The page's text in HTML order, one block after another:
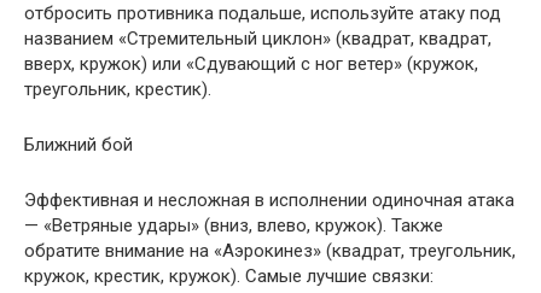
отбросить противника подальше, используйте атаку под
названием «Стремительный циклон» (квадрат, квадрат,
вверх, кружок) или «Сдувающий с ног ветер» (кружок,
треугольник, крестик).
Ближний бой
Эффективная и несложная в исполнении одиночная атака
— «Ветряные удары» (вниз, влево, кружок). Также
обратите внимание на «Аэрокинез» (квадрат, треугольник,
кружок, крестик, кружок). Самые лучшие связки: